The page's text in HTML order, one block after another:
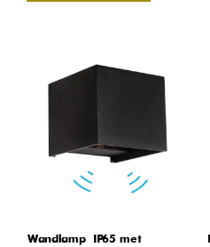
Wandlamp – IP65 met